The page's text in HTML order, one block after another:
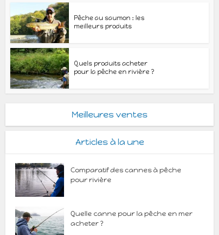
Pêche au saumon : les
meilleurs produits
Quels produits acheter
pour la pêche en rivière ?
Meilleures ventes
Articles à la une
Comparatif des cannes à pêche
pour rivière
Quelle canne pour la pêche en mer
acheter ?